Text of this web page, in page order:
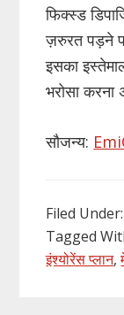
फिक्स्ड
ज़रुरत पड़ने
इसका
भरोसा करना
सौजन्य:
Filed Under:
Tagged
इंश्योरेंस प्लान,